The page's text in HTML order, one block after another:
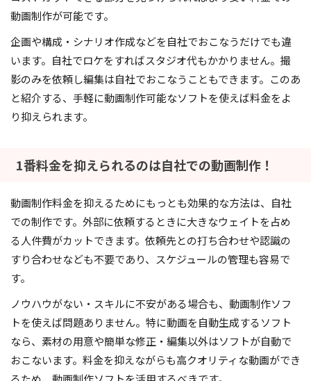
動画制作が可能です。
企画や構成・シナリオ作成などを自社でおこなうだけでも違
います。自社でロケをすればスタジオ代もかかりません。撮
影のみを依頼し編集は自社でおこなうこともできます。このあ
と紹介する、手軽に動画制作可能なソフトを使えば料金をよ
り抑えられます。
1番料金を抑えられるのは自社での動画制作！
動画制作料金を抑えるためにもっとも効果的な方法は、自社
での制作です。外部に依頼するときに大きなウェイトを占め
る人件費がカットできます。依頼先との打ち合わせや認識の
すり合わせなども不要であり、スケジュールの管理も容易で
す。
ノウハウがない・スキルに不安がある場合も、動画制作ソフ
トを使えば問題ありません。特に動画を自動生成するソフト
なら、素材の用意や簡単な修正・編集以外はソフトが自動で
おこないます。料金を抑えながらも高クオリティな動画ができ